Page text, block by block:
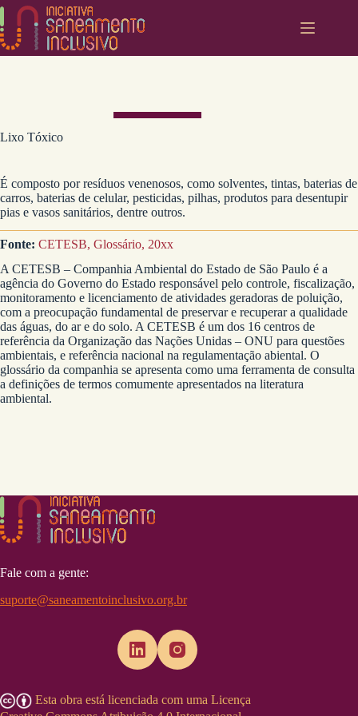
Pular
o
conteúdo
Lixo Tóxico
É composto por resíduos venenosos, como solventes, tintas, baterias de
carros, baterias de celular, pesticidas, pilhas, produtos para desentupir
pias e vasos sanitários, dentre outros.
Fonte: CETESB, Glossário, 20xx
A CETESB – Companhia Ambiental do Estado de São Paulo é a
agência do Governo do Estado responsável pelo controle, fiscalização,
monitoramento e licenciamento de atividades geradoras de poluição,
com a preocupação fundamental de preservar e recuperar a qualidade
das águas, do ar e do solo. A CETESB é um dos 16 centros de
referência da Organização das Nações Unidas – ONU para questões
ambientais, e referência nacional na regulamentação abiental. O
glossário da companhia se apresenta como uma ferramenta de consulta
a definições de termos comumente apresentados na literatura
ambiental.
Fale com a gente:
suporte@saneamentoinclusivo.org.br
Esta obra está licenciada com uma Licença